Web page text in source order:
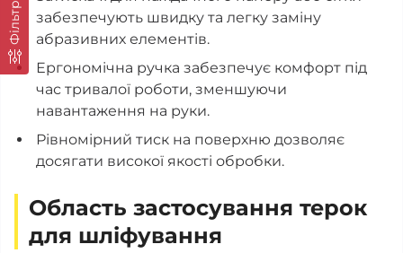
Фільтр
забезпечують швидку та легку заміну
абразивних елементів.
Ергономічна ручка забезпечує комфорт під
час тривалої роботи, зменшуючи
навантаження на руки.
Рівномірний тиск на поверхню дозволяє
досягати високої якості обробки.
Область застосування терок
для шліфування